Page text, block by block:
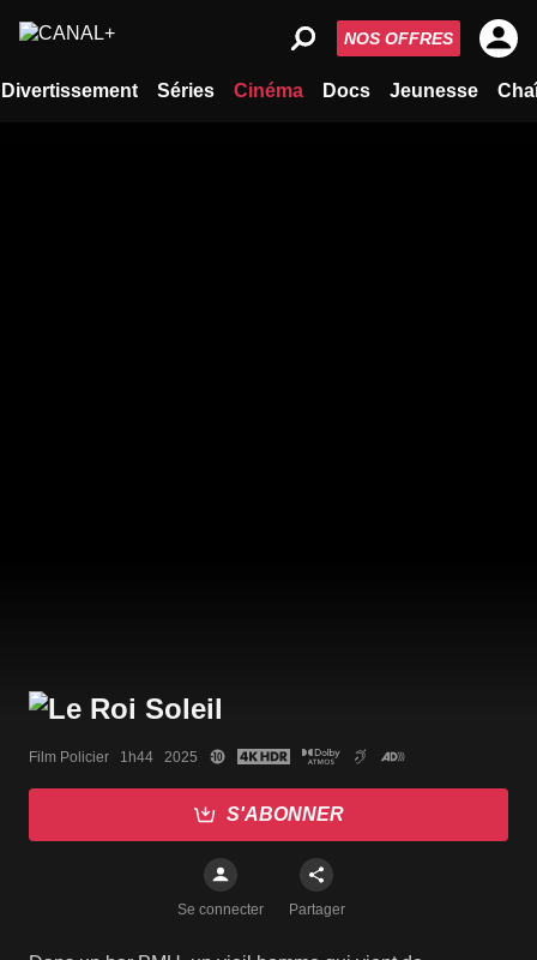
Divertissement Séries Cinéma Docs Jeunesse
NOS OFFRES
Film Policier   1h44   2025
S'ABONNER
Se connecter Partager